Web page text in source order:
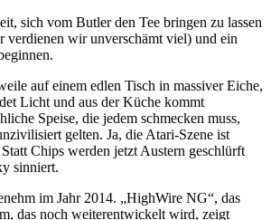
sich vom Butler den Tee bringen zu lassen
verdienen wir unverschämt viel) und ein
auf einem edlen Tisch in massiver Eiche,
Licht und aus der Küche kommt
Speise, die jedem schmecken muss,
gelten. Ja, die Atari-Szene ist
Chips werden jetzt Austern geschlürft
sinniert.
im Jahr 2014. „HighWire NG“, das
das noch weiterentwickelt wird, zeigt